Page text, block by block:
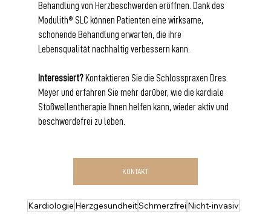
Behandlung von Herzbeschwerden eröffnen. Dank des
Modulith® SLC können Patienten eine wirksame,
schonende Behandlung erwarten, die ihre
Lebensqualität nachhaltig verbessern kann.
Interessiert? Kontaktieren Sie die Schlosspraxen Dres.
Meyer und erfahren Sie mehr darüber, wie die kardiale
Stoßwellentherapie Ihnen helfen kann, wieder aktiv und
beschwerdefrei zu leben.
KONTAKT
Kardiologie HerzgesundheitSchmerzfrei Nicht-invasiv